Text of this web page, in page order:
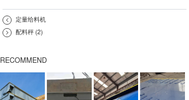
<
定量给料机
>
配料秤 (2)
RECOMMEND